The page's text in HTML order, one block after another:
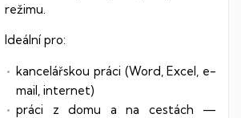
režimu.
Ideální pro:
kancelářskou práci (Word, Excel, e-
mail, internet)
práci z domu a na cestách —